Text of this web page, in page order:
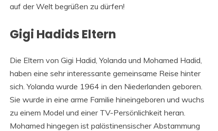
auf der Welt begrüßen zu dürfen!
Gigi Hadids Eltern
Die Eltern von Gigi Hadid, Yolanda und Mohamed Hadid,
haben eine sehr interessante gemeinsame Reise hinter
sich. Yolanda wurde 1964 in den Niederlanden geboren.
Sie wurde in eine arme Familie hineingeboren und wuchs
zu einem Model und einer TV-Persönlichkeit heran.
Mohamed hingegen ist palästinensischer Abstammung